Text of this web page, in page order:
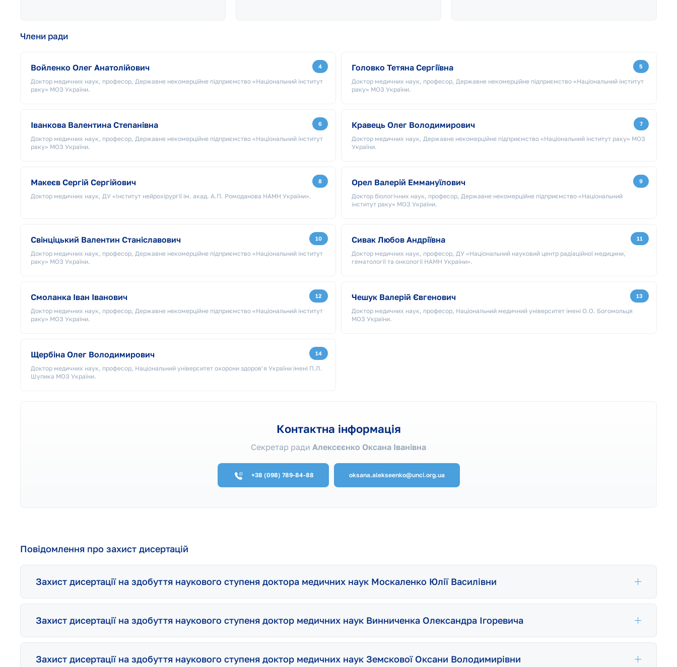
Члени ради
Войленко Олег Анатолійович 4
Доктор медичних наук, професор, Державне некомерційне підприємство «Національний інститут
раку» МОЗ України.
Головко Тетяна Сергіївна 5
Доктор медичних наук, професор, Державне некомерційне підприємство «Національний інститут
раку» МОЗ України.
Іванкова Валентина Степанівна 6
Доктор медичних наук, професор, Державне некомерційне підприємство «Національний інститут
раку» МОЗ України.
Кравець Олег Володимирович 7
Доктор медичних наук, Державне некомерційне підприємство «Національний інститут раку» МОЗ
України.
Макеєв Сергій Сергійович 8
Доктор медичних наук, ДУ «Інститут нейрохірургії ім. акад. А.П. Ромоданова НАМН України».
Орел Валерій Еммануїлович 9
Доктор біологічних наук, професор, Державне некомерційне підприємство «Національний
інститут раку» МОЗ України.
Свінціцький Валентин Станіславович 10
Доктор медичних наук, професор, Державне некомерційне підприємство «Національний інститут
раку» МОЗ України.
Сивак Любов Андріївна 11
Доктор медичних наук, професор, ДУ «Національний науковий центр радіаційної медицини,
гематології та онкології НАМН України».
Смоланка Іван Іванович 12
Доктор медичних наук, професор, Державне некомерційне підприємство «Національний інститут
раку» МОЗ України.
Чешук Валерій Євгенович 13
Доктор медичних наук, професор, Національний медичний університет імені О.О. Богомольця
МОЗ України.
Щербіна Олег Володимирович 14
Доктор медичних наук, професор, Національний університет охорони здоров’я України імені П.Л.
Шупика МОЗ України.
Контактна інформація
Секретар ради Алексєєнко Оксана Іванівна
+38 (098) 789-84-88 oksana.alekseenko@unci.org.ua
Повідомлення про захист дисертацій
Захист дисертації на здобуття наукового ступеня доктора медичних наук Москаленко Юлії Василівни
Захист дисертації на здобуття наукового ступеня доктор медичних наук Винниченка Олександра Ігоревича
Захист дисертації на здобуття наукового ступеня доктор медичних наук Земскової Оксани Володимирівни